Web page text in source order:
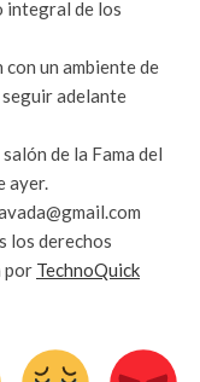
integral de los
un ambiente de
adelante
de la Fama del
ayer.
los derechos
por TechnoQuick